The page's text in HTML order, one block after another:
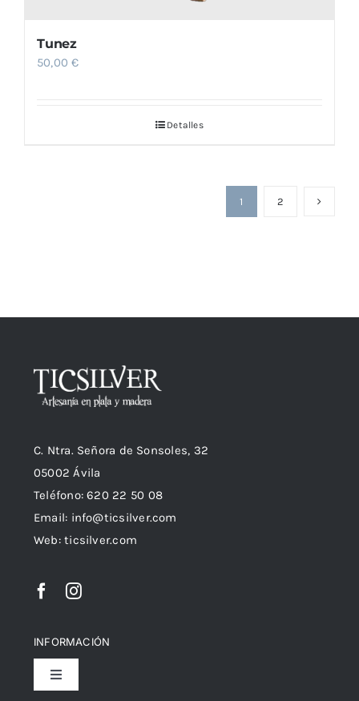
Tunez
50,00€
Detalles
1 2
C. Ntra. Señora de Sonsoles, 32
05002 Ávila
Teléfono: 620 22 50 08
Email: info@ticsilver.com
Web: ticsilver.com
INFORMACIÓN
Toggle